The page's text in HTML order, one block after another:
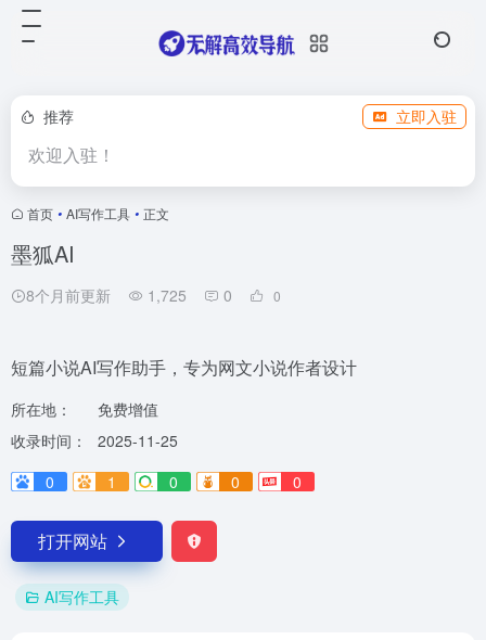
推荐 立即入驻
欢迎入驻！
首页 • AI写作工具 • 正文
墨狐AI
8个月前更新 1,725 0 0
短篇小说AI写作助手，专为网文小说作者设计
所在地：
免费增值
收录时间：
2025-11-25
0
1 0 0 0
打开网站
AI写作工具